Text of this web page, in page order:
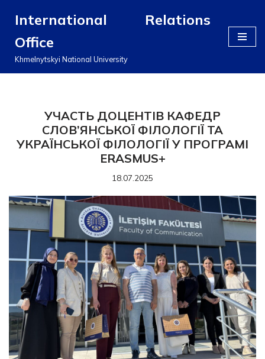
до
вмісту
International Relations
Office
Khmelnytskyi National University
УЧАСТЬ ДОЦЕНТІВ КАФЕДР
СЛОВ’ЯНСЬКОЇ ФІЛОЛОГІЇ ТА
УКРАЇНСЬКОЇ ФІЛОЛОГІЇ У ПРОГРАМІ
ERASMUS+
18.07.2025